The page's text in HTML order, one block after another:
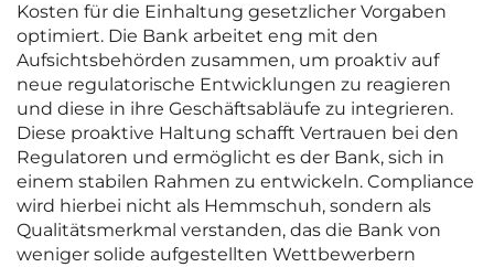
Kosten für die Einhaltung gesetzlicher Vorgaben
optimiert. Die Bank arbeitet eng mit den
Aufsichtsbehörden zusammen, um proaktiv auf
neue regulatorische Entwicklungen zu reagieren
und diese in ihre Geschäftsabläufe zu integrieren.
Diese proaktive Haltung schafft Vertrauen bei den
Regulatoren und ermöglicht es der Bank, sich in
einem stabilen Rahmen zu entwickeln. Compliance
wird hierbei nicht als Hemmschuh, sondern als
Qualitätsmerkmal verstanden, das die Bank von
weniger solide aufgestellten Wettbewerbern